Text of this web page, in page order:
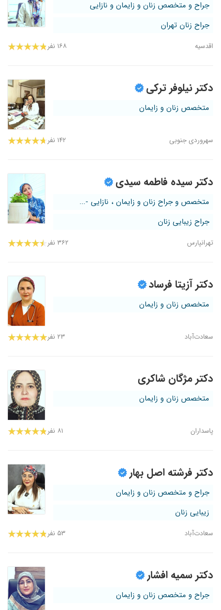
جراح و متخصص زنان و زایمان و نازایی
جراح زنان تهران
اقدسیه ۱۶۸ نفر
دکتر نیلوفر ترکی
متخصص زنان و زایمان
سهروردی جنوبی ۱۴۲ نفر
دکتر سیده فاطمه سیدی
متخصص و جراح زنان و زایمان ، نازایی -...
جراح زیبایی زنان
تهرانپارس ۳۶۲ نفر
دکتر آزیتا فرساد
متخصص زنان و زایمان
سعادت‌آباد ۲۳ نفر
دکتر مژگان شاکری
متخصص زنان و زایمان
پاسداران ۸۱ نفر
دکتر فرشته اصل بهار
جراح و متخصص زنان و زایمان
زیبایی زنان
سعادت‌آباد ۵۳ نفر
دکتر سمیه افشار
جراح و متخصص زنان و زایمان